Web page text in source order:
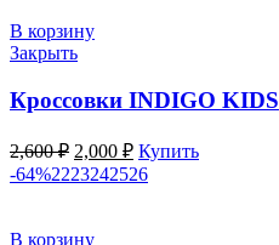
В корзину
Закрыть
Кроссовки INDIGO KIDS
2,600₽ Первоначальная
цена
составляла
2,000 ₽Текущая
цена:
Купить
-64%2223242526
В корзину